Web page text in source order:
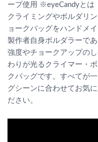
ープ使用 ※eyeCandyとは
クライミングやボルダリ
ョークバッグをハンドメ
製作者自身ボルダラーで
強度やチョークアップの
わりが光るクライマー・
クバッグです。すべてが
グシーンに合わせてお気
ださい。